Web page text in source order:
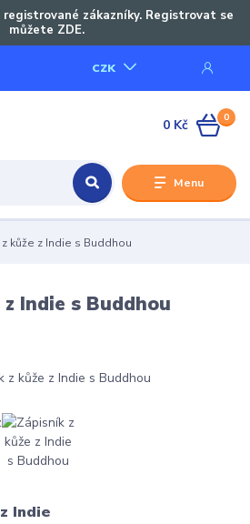
zákazníky. Registrovat se
můžete ZDE.
Menu
CZK
0
0 Kč
kůže z Indie s Buddhou
Indie s Buddhou
Indie